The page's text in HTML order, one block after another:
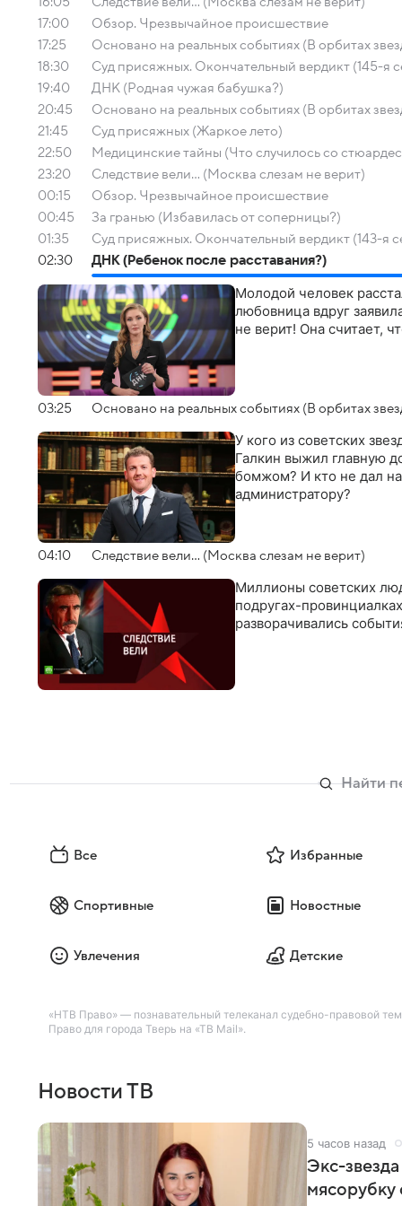
17:00
Обзор. Чрезвычайное происшествие
17:25
Основано на реальных событиях (В орбитах
18:30
Суд присяжных. Окончательный вердикт (145-я
19:40
ДНК (Родная чужая бабушка?)
20:45
Основано на реальных событиях (В орбитах
21:45
Суд присяжных (Жаркое лето)
22:50
Медицинские тайны (Что случилось со
23:20
Следствие вели... (Москва слезам не верит)
00:15
Обзор. Чрезвычайное происшествие
00:45
За гранью (Избавилась от соперницы?)
01:35
Суд присяжных. Окончательный вердикт (143-я
02:30
ДНК (Ребенок после расставания?)
Молодой человек
любовница вдруг
не верит! Она считает,
03:25 Основано на реальных событиях (В орбитах
У кого из советских
Галкин выжил главную
бомжом? И кто не дал
администратору?
04:10 Следствие вели... (Москва слезам не верит)
Миллионы советских
подругах-
разворачивались
Все Избранные
Спортивные Новостные
Увлечения Детские
«НТВ Право» — познавательный телеканал судебно-правовой
Право для города Тверь на «ТВ Mail».
Новости ТВ
5 часов назад
Экс-
мясорубку